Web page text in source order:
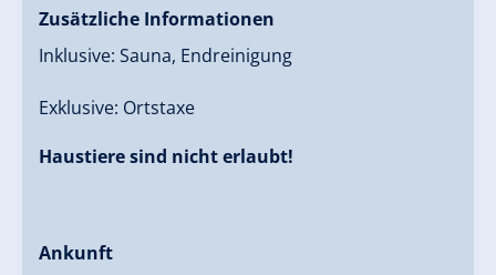
Zusätzliche Informationen
Inklusive: Sauna, Endreinigung
Exklusive: Ortstaxe
Haustiere sind nicht erlaubt!
Ankunft